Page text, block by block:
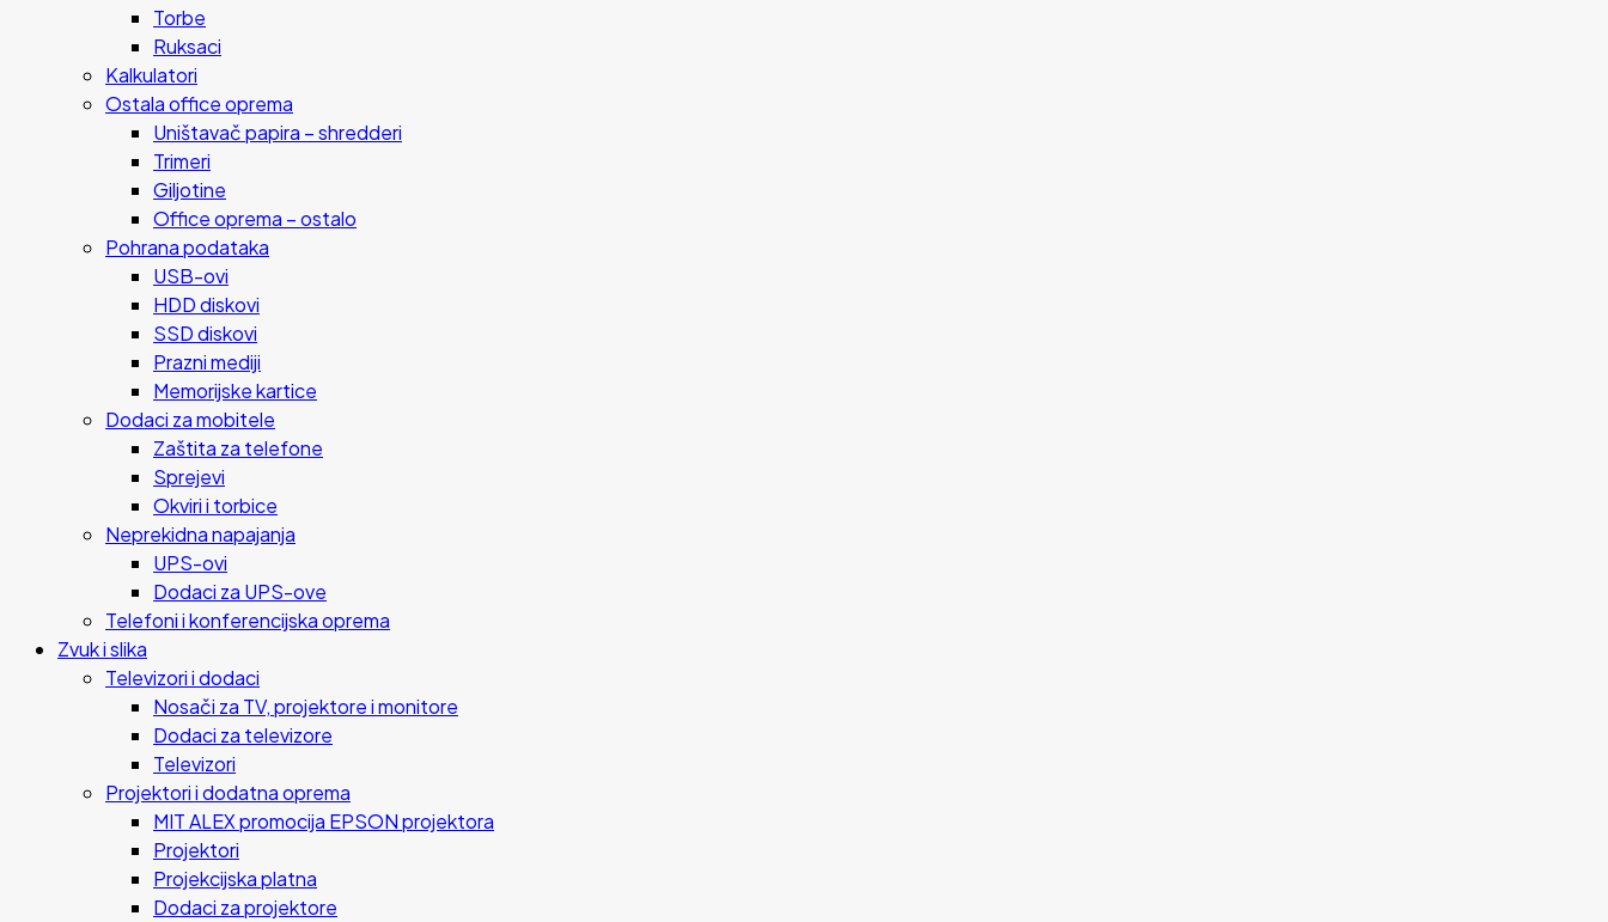
Torbe
Ruksaci
Kalkulatori
Ostala office oprema
Uništavač papira – shredderi
Trimeri
Giljotine
Office oprema – ostalo
Pohrana podataka
USB-ovi
HDD diskovi
SSD diskovi
Prazni mediji
Memorijske kartice
Dodaci za mobitele
Zaštita za telefone
Sprejevi
Okviri i torbice
Neprekidna napajanja
UPS-ovi
Dodaci za UPS-ove
Telefoni i konferencijska oprema
Zvuk i slika
Televizori i dodaci
Nosači za TV, projektore i monitore
Dodaci za televizore
Televizori
Projektori i dodatna oprema
MIT ALEX promocija EPSON projektora
Projektori
Projekcijska platna
Dodaci za projektore